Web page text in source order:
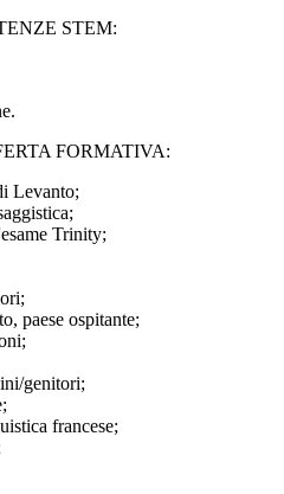
STEM:
FORMATIVA:
Levanto;
Trinity;
paese ospitante;
genitori;
francese;